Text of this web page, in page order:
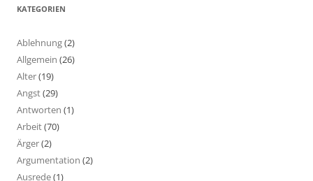
KATEGORIEN
Ablehnung(2)
Allgemein (26)
Alter(19)
Angst(29)
Antworten (1)
Arbeit(70)
Ärger(2)
Argumentation (2)
Ausrede(1)